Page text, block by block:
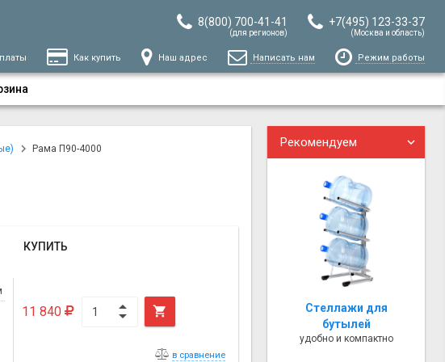
8(800) 700-41-41
(для регионов)
+7(495) 123-33-37
(Москва и область)
Как купить Наш адрес Написать нам Режим работы
Рама П90-4000
КУПИТЬ
11 840 
в сравнение
Рекомендуем
Стеллажи для
бутылей
удобно и компактно